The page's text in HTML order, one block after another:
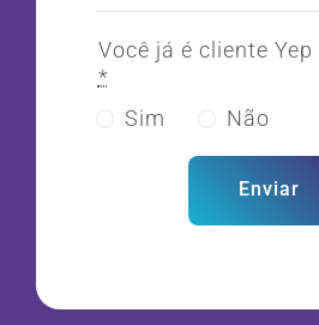
Você já é cliente
*
Sim
Não
Enviar